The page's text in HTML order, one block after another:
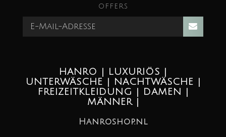
offers
HANRO | LUXURIÖS |
UNTERWÄSCHE | NACHTWÄSCHE |
FREIZEITKLEIDUNG | DAMEN |
MÄNNER |
Hanroshop.nl